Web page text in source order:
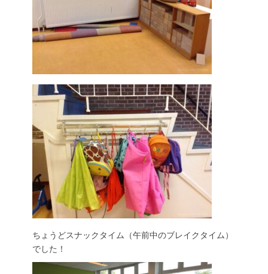
ちょうどスナックタイム（午前中のブレイクタイム）
でした！